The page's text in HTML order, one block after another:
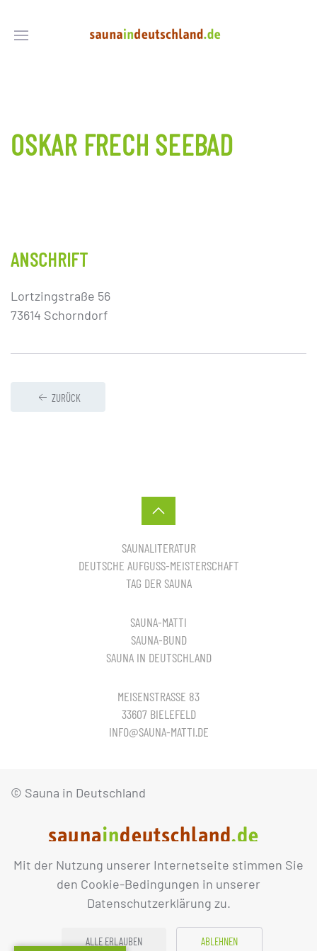
Mit der Nutzung unserer Internetseite stimmen Sie
den Cookie-Bedingungen in unserer
Datenschutzerklärung zu.
ALLE ERLAUBEN ABLEHNEN
OSKAR FRECH SEEBAD
ANSCHRIFT
Lortzingstraße 56
73614 Schorndorf
ZURÜCK
SAUNALITERATUR
DEUTSCHE AUFGUSS-MEISTERSCHAFT
TAG DER SAUNA
SAUNA-MATTI
SAUNA-BUND
SAUNA IN DEUTSCHLAND
MEISENSTRASSE 83
33607 BIELEFELD
INFO@SAUNA-MATTI.DE
© Sauna in Deutschland
IMPRESSUM DATENSCHUTZ